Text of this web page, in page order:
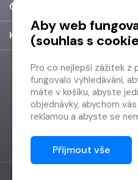
O společnosti
Kontakt
Aby web
(souhlas s
Pro co nejlepší zážitek z
fungovalo vyhledávání,
máte v košíku, abyste
objednávky, abychom
reklamou a abyste se
Proto od vás
zpracováním souborů
Přijmout vše